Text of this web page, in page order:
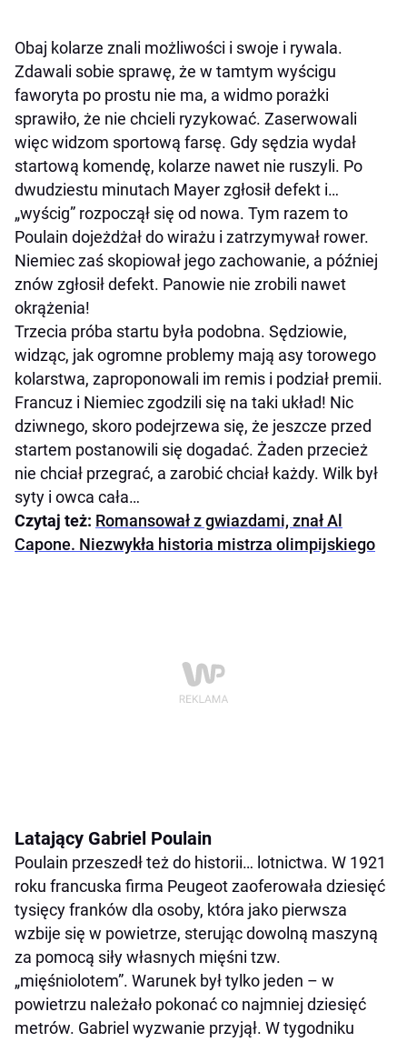
Obaj kolarze znali możliwości i swoje i rywala.
Zdawali sobie sprawę, że w tamtym wyścigu
faworyta po prostu nie ma, a widmo porażki
sprawiło, że nie chcieli ryzykować. Zaserwowali
więc widzom sportową farsę. Gdy sędzia wydał
startową komendę, kolarze nawet nie ruszyli. Po
dwudziestu minutach Mayer zgłosił defekt i…
„wyścig” rozpoczął się od nowa. Tym razem to
Poulain dojeżdżał do wirażu i zatrzymywał rower.
Niemiec zaś skopiował jego zachowanie, a później
znów zgłosił defekt. Panowie nie zrobili nawet
okrążenia!
Trzecia próba startu była podobna. Sędziowie,
widząc, jak ogromne problemy mają asy torowego
kolarstwa, zaproponowali im remis i podział premii.
Francuz i Niemiec zgodzili się na taki układ! Nic
dziwnego, skoro podejrzewa się, że jeszcze przed
startem postanowili się dogadać. Żaden przecież
nie chciał przegrać, a zarobić chciał każdy. Wilk był
syty i owca cała…
Czytaj też: Romansował z gwiazdami, znał Al
Capone. Niezwykła historia mistrza olimpijskiego
Latający Gabriel Poulain
Poulain przeszedł też do historii… lotnictwa. W 1921
roku francuska firma Peugeot zaoferowała dziesięć
tysięcy franków dla osoby, która jako pierwsza
wzbije się w powietrze, sterując dowolną maszyną
za pomocą siły własnych mięśni tzw.
„mięśniolotem”. Warunek był tylko jeden – w
powietrzu należało pokonać co najmniej dziesięć
metrów. Gabriel wyzwanie przyjął. W tygodniku